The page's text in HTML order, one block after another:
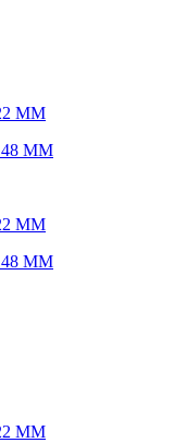
ММ
48 ММ
ММ
48 ММ
ММ